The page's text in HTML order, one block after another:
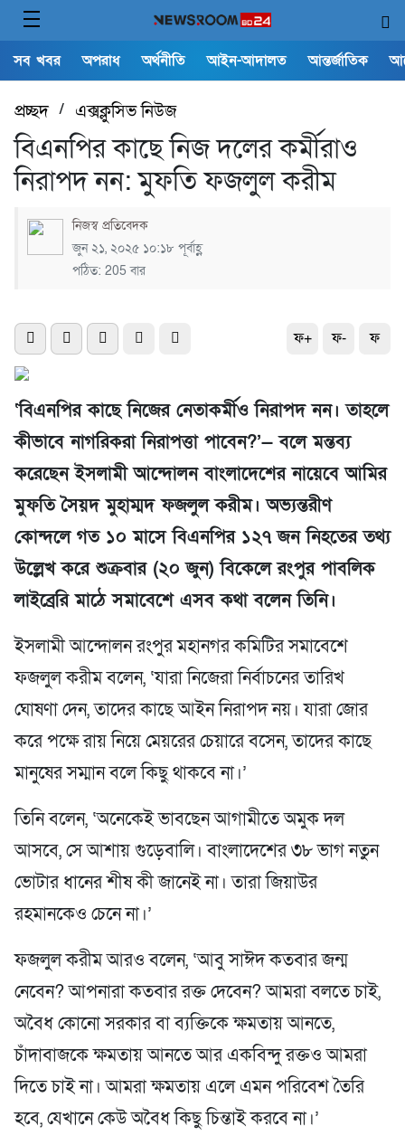
সব খবর অপরাধ অর্থনীতি আইন-আদালত আন্তর্জাতিক
প্রচ্ছদ/ এক্সক্লুসিভ নিউজ
বিএনপির কাছে নিজ দলের কর্মীরাও
নিরাপদ নন: মুফতি ফজলুল করীম
নিজস্ব প্রতিবেদক
জুন ২১, ২০২৫ ১০:১৮ পূর্বাহ্ণ
পঠিত: 205 বার
ফ+ ফ- ফ
‘বিএনপির কাছে নিজের নেতাকর্মীও নিরাপদ নন। তাহলে
কীভাবে নাগরিকরা নিরাপত্তা পাবেন?’— বলে মন্তব্য
করেছেন ইসলামী আন্দোলন বাংলাদেশের নায়েবে আমির
মুফতি সৈয়দ মুহাম্মদ ফজলুল করীম। অভ্যন্তরীণ
কোন্দলে গত ১০ মাসে বিএনপির ১২৭ জন নিহতের তথ্য
উল্লেখ করে শুক্রবার (২০ জুন) বিকেলে রংপুর পাবলিক
লাইব্রেরি মাঠে সমাবেশে এসব কথা বলেন তিনি।
ইসলামী আন্দোলন রংপুর মহানগর কমিটির সমাবেশে
ফজলুল করীম বলেন, ‘যারা নিজেরা নির্বাচনের তারিখ
ঘোষণা দেন, তাদের কাছে আইন নিরাপদ নয়। যারা জোর
করে পক্ষে রায় নিয়ে মেয়রের চেয়ারে বসেন, তাদের কাছে
মানুষের সম্মান বলে কিছু থাকবে না।’
তিনি বলেন, ‘অনেকেই ভাবছেন আগামীতে অমুক দল
আসবে, সে আশায় গুড়েবালি। বাংলাদেশের ৩৮ ভাগ নতুন
ভোটার ধানের শীষ কী জানেই না। তারা জিয়াউর
রহমানকেও চেনে না।’
ফজলুল করীম আরও বলেন, ‘আবু সাঈদ কতবার জন্ম
নেবেন? আপনারা কতবার রক্ত দেবেন? আমরা বলতে চাই,
অবৈধ কোনো সরকার বা ব্যক্তিকে ক্ষমতায় আনতে,
চাঁদাবাজকে ক্ষমতায় আনতে আর একবিন্দু রক্তও আমরা
দিতে চাই না। আমরা ক্ষমতায় এলে এমন পরিবেশ তৈরি
হবে, যেখানে কেউ অবৈধ কিছু চিন্তাই করবে না।’